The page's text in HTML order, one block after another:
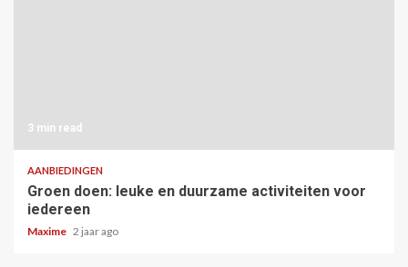
3 min read
AANBIEDINGEN
Groen doen: leuke en duurzame activiteiten voor
iedereen
Maxime 2 jaar ago